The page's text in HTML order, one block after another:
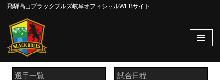
コ
ン
テ
ン
飛騨高山ブラックブルズ岐阜オフィシャルWEBサイト
選手一覧 試合日程